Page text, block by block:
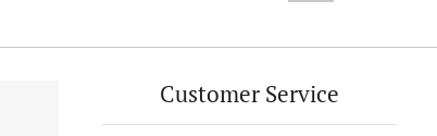
Customer Service